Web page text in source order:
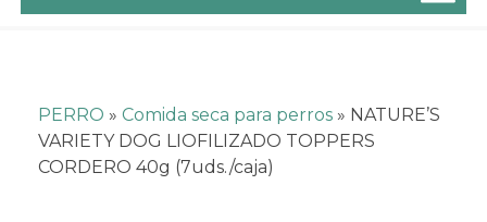
PERRO » Comida seca para perros » NATURE’S
VARIETY DOG LIOFILIZADO TOPPERS
CORDERO 40g (7uds./caja)